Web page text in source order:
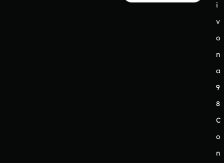
i
v
o
n
a
9
8
C
o
n